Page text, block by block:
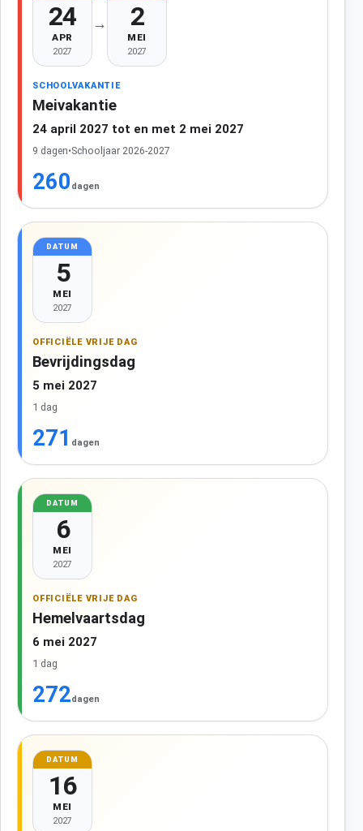
24
APR
2027
→ 2
MEI
2027
SCHOOLVAKANTIE
Meivakantie
24 april 2027 tot en met 2 mei 2027
9 dagen•Schooljaar 2026-2027
260 dagen
DATUM
5
MEI
2027
OFFICIËLE VRIJE DAG
Bevrijdingsdag
5 mei 2027
1 dag
271 dagen
DATUM
6
MEI
2027
OFFICIËLE VRIJE DAG
Hemelvaartsdag
6 mei 2027
1 dag
272dagen
DATUM
16
MEI
2027